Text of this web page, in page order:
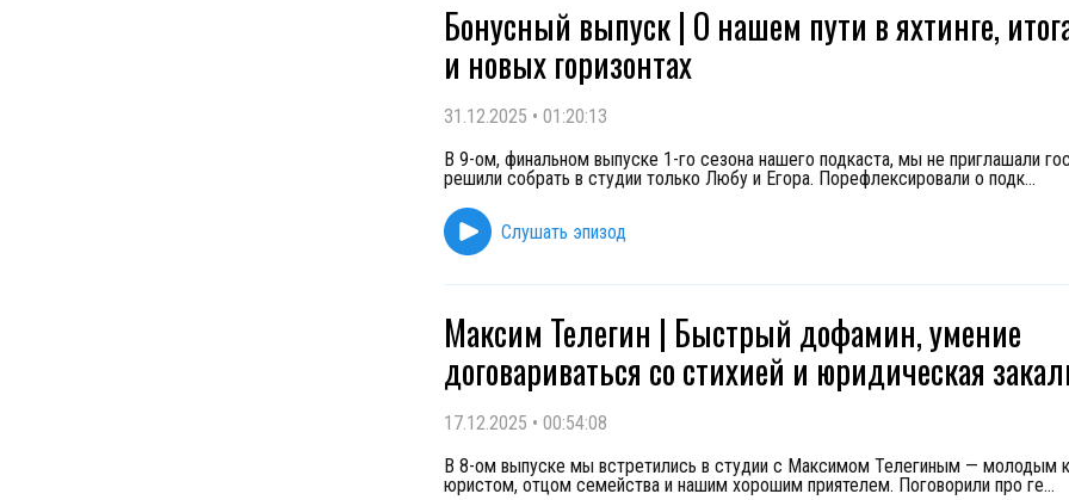
Бонусный выпуск | О нашем пути в яхтинге,
и новых горизонтах
31.12.2025 • 01:20:13
В 9-ом, финальном выпуске 1-го сезона нашего подкаста, мы не приглашали
решили собрать в студии только Любу и Егора. Порефлексировали о подк...
Слушать эпизод
Максим Телегин | Быстрый дофамин, умение
договариваться со стихией и юридическая
17.12.2025 • 00:54:08
В 8-ом выпуске мы встретились в студии с Максимом Телегиным — молодым
юристом, отцом семейства и нашим хорошим приятелем. Поговорили про ге...